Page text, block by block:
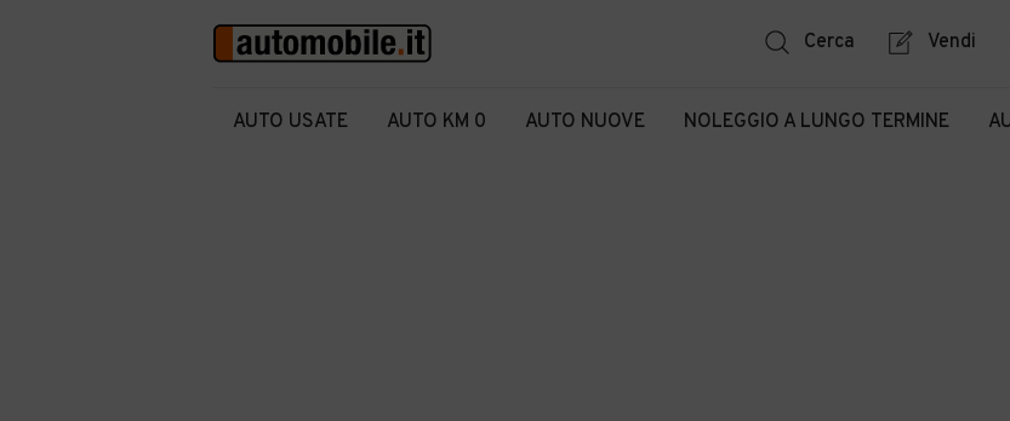
Cerca Vendi
AUTO USATE AUTO KM 0 AUTO NUOVE NOLEGGIO A LUNGO TERMINE